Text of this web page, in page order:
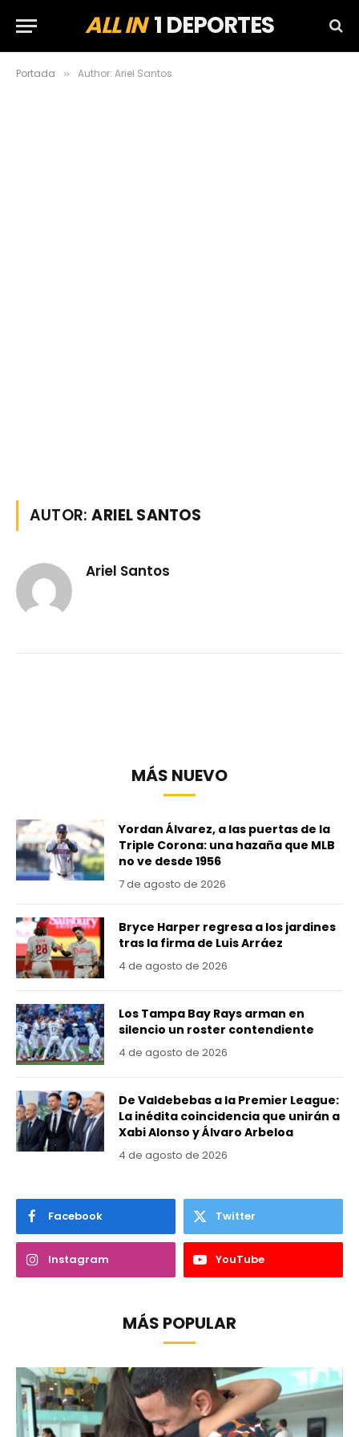
ALL IN1 DEPORTES
Portada » Author: Ariel Santos
AUTOR:ARIEL SANTOS
Ariel Santos
MÁS NUEVO
Yordan Álvarez, a las puertas de la
Triple Corona: una hazaña que MLB
no ve desde 1956
7 de agosto de 2026
Bryce Harper regresa a los jardines
tras la firma de Luis Arráez
4 de agosto de 2026
Los Tampa Bay Rays arman en
silencio un roster contendiente
4 de agosto de 2026
De Valdebebas a la Premier League:
La inédita coincidencia que unirán a
Xabi Alonso y Álvaro Arbeloa
4 de agosto de 2026
Facebook Twitter
Instagram YouTube
MÁS POPULAR